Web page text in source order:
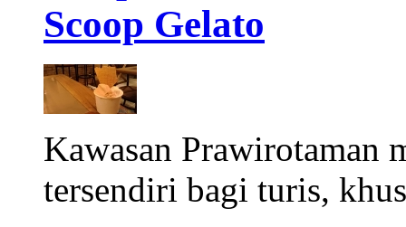
Scoop Gelato
Kawasan Prawirotaman
tersendiri bagi turis,